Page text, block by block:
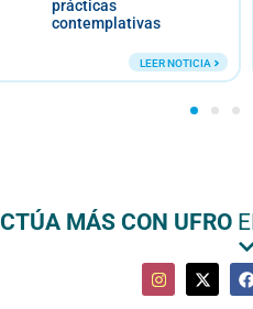
LEER NOTICIA
MÁS CON UFRO